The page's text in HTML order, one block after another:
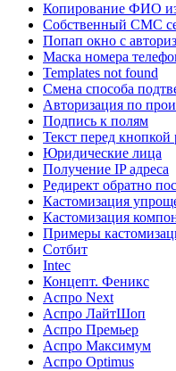
Копирование ФИО из
Собственный СМС
Попап окно с
Маска номера
Templates not found
Смена способа
Авторизация по
Подпись к полям
Текст перед кнопкой
Юридические лица
Получение IP адреса
Редирект обратно
Кастомизация
Кастомизация
Примеры
Сотбит
Intec
Концепт. Феникс
Аспро Next
Аспро ЛайтШоп
Аспро Премьер
Аспро Максимум
Аспро Optimus